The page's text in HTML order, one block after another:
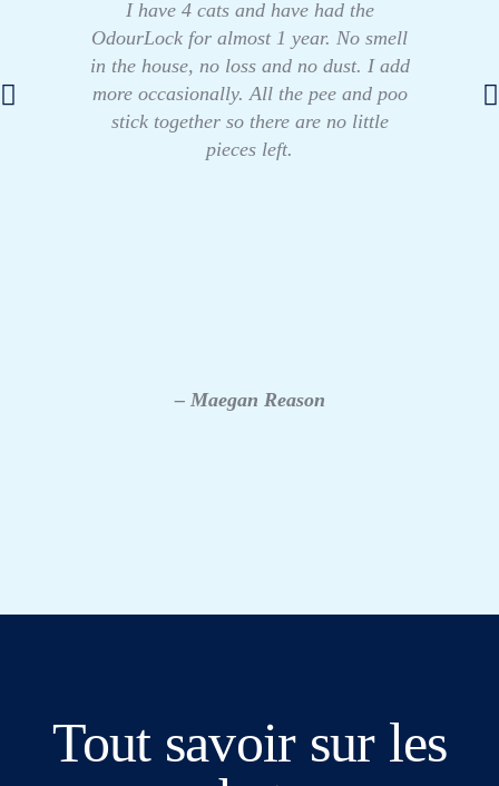
I have 4 cats and have had the
OdourLock for almost 1 year. No smell
in the house, no loss and no dust. I add
more occasionally. All the pee and poo
stick together so there are no little
pieces left.
– Maegan Reason
Tout savoir sur les